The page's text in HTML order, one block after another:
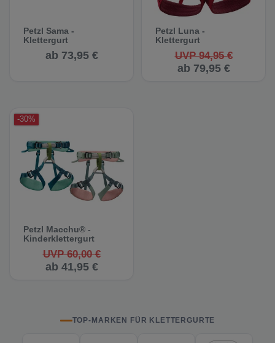
Petzl Sama -
Klettergurt
ab 73,95 €
Petzl Luna -
Klettergurt
UVP 94,95 €
ab 79,95 €
-30%
Petzl Macchu® -
Kinderklettergurt
UVP 60,00 €
ab 41,95 €
TOP-MARKEN FÜR KLETTERGURTE